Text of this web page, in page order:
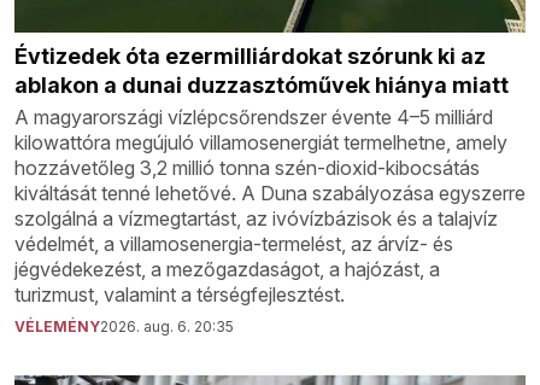
Évtizedek óta ezermilliárdokat szórunk ki az
ablakon a dunai duzzasztóművek hiánya miatt
A magyarországi vízlépcsőrendszer évente 4–5 milliárd
kilowattóra megújuló villamosenergiát termelhetne, amely
hozzávetőleg 3,2 millió tonna szén-dioxid-kibocsátás
kiváltását tenné lehetővé. A Duna szabályozása egyszerre
szolgálná a vízmegtartást, az ivóvízbázisok és a talajvíz
védelmét, a villamosenergia-termelést, az árvíz- és
jégvédekezést, a mezőgazdaságot, a hajózást, a
turizmust, valamint a térségfejlesztést.
VÉLEMÉNY2026. aug. 6. 20:35